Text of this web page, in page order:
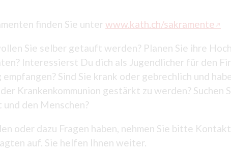
finden Sie unter www.kath.ch/sakramente
Sie selber getauft werden? Planen Sie ihre
Interessierst Du dich als Jugendlicher für den
Sind Sie krank oder gebrechlich und
Krankenkommunion gestärkt zu werden? Suchen
den Menschen?
oder dazu Fragen haben, nehmen Sie bitte
auf. Sie helfen Ihnen weiter.